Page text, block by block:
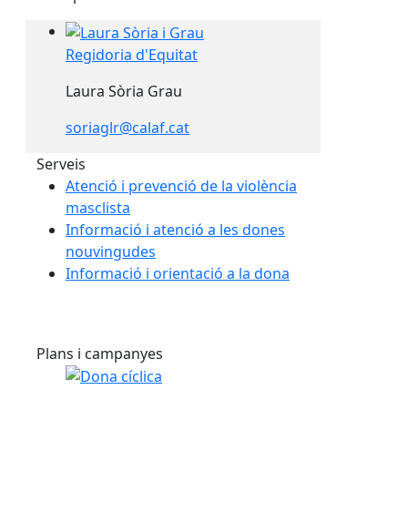
Regidoria d'Equitat
Regidoria d'Equitat
Laura Sòria Grau
soriaglr@calaf.cat
Serveis
Atenció i prevenció de la violència
masclista
Informació i atenció a les dones
nouvingudes
Informació i orientació a la dona
Plans i campanyes